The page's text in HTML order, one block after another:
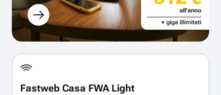
all'anno
+ giga illimitati
Fastweb Casa FWA Light